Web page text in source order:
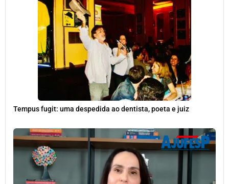
Tempus fugit: uma despedida ao dentista, poeta e juiz